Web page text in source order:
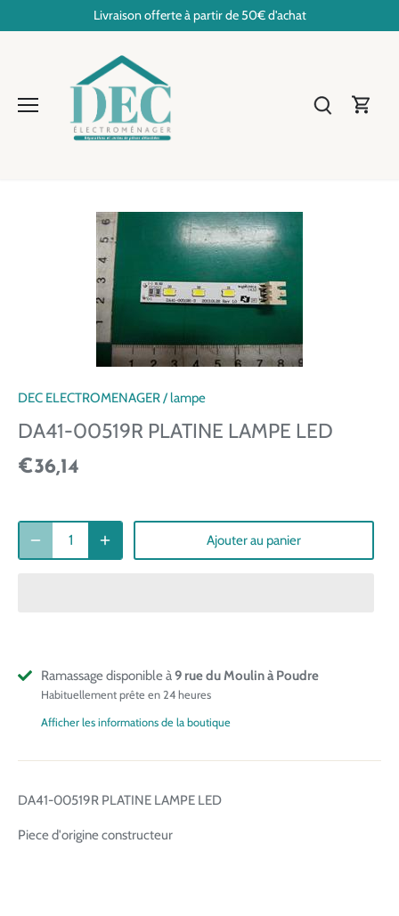
Livraison offerte à partir de 50€ d'achat
DEC ELECTROMENAGER/lampe
DA41-00519R PLATINE LAMPE LED
€36,14
Ajouter au panier
Ramassage disponible à9 rue du Moulin à Poudre
Habituellement prête en 24 heures
Afficher les informations de la boutique
DA41-00519R PLATINE LAMPE LED
Piece d'origine constructeur